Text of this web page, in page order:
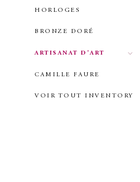
HORLOGES
BRONZE DORÉ
ARTISANAT D'ART
CAMILLE FAURE
VOIR TOUT INVENTORY